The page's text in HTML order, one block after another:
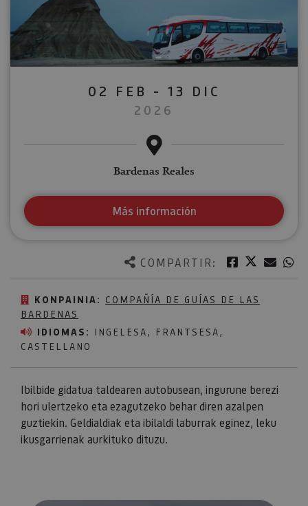
COMPARTIR: Facebook
Twitter
KONPAINIA: COMPAÑÍA DE GUÍAS DE LAS
BARDENAS
IDIOMAS:
INGELESA, FRANTSESA,
CASTELLANO
Ibilbide gidatua taldearen autobusean, ingurune berezi
hori ulertzeko eta ezagutzeko behar diren azalpen
guztiekin. Geldialdiak eta ibilaldi laburrak eginez, leku
ikusgarrienak aurkituko dituzu.
02 FEB - 13 DIC
2026
Bardenas Reales
Más información